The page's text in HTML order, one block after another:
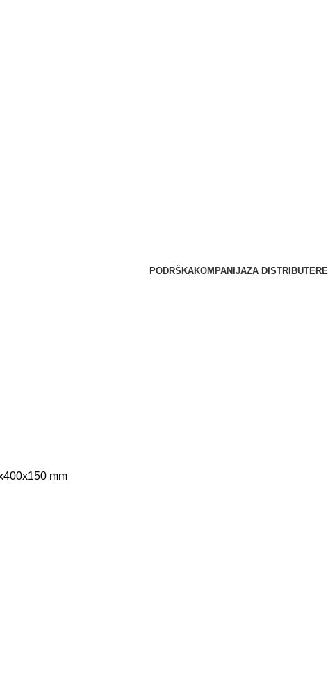
PODRŠKAKOMPANIJAZA DISTRIBUTERE
mm